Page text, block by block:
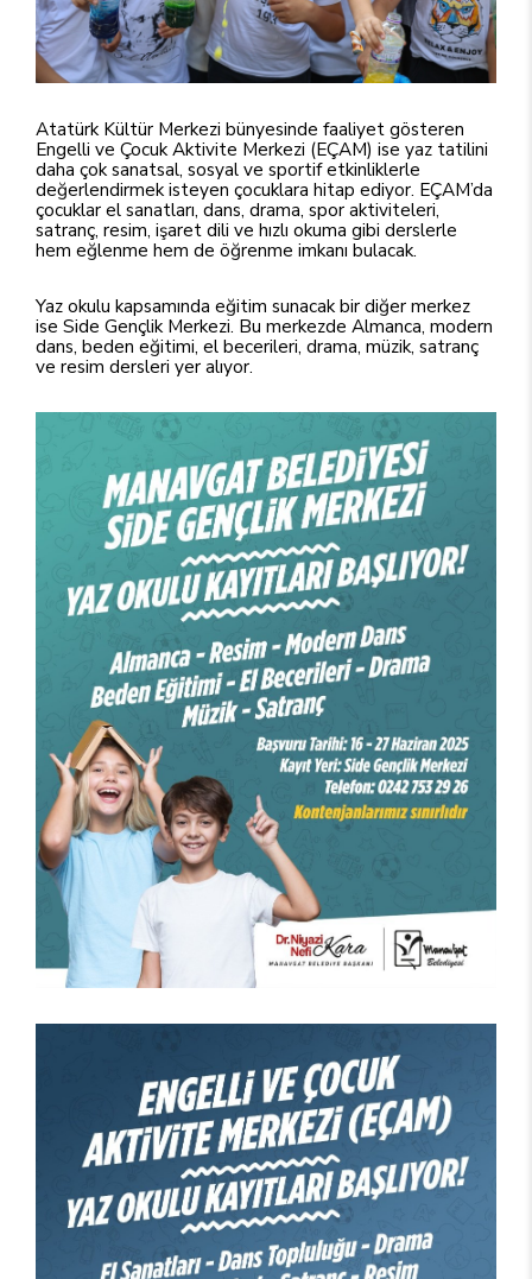
Atatürk Kültür Merkezi bünyesinde faaliyet gösteren
Engelli ve Çocuk Aktivite Merkezi (EÇAM) ise yaz tatilini
daha çok sanatsal, sosyal ve sportif etkinliklerle
değerlendirmek isteyen çocuklara hitap ediyor. EÇAM’da
çocuklar el sanatları, dans, drama, spor aktiviteleri,
satranç, resim, işaret dili ve hızlı okuma gibi derslerle
hem eğlenme hem de öğrenme imkanı bulacak.
Yaz okulu kapsamında eğitim sunacak bir diğer merkez
ise Side Gençlik Merkezi. Bu merkezde Almanca, modern
dans, beden eğitimi, el becerileri, drama, müzik, satranç
ve resim dersleri yer alıyor.